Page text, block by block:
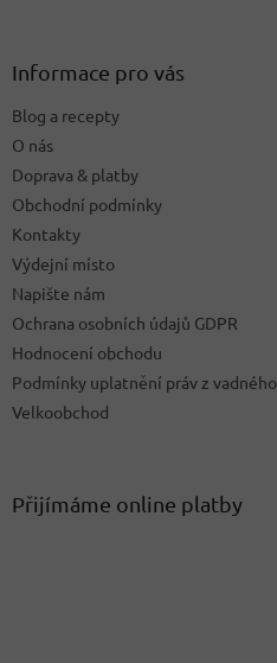
Informace pro vás
Blog a recepty
O nás
Doprava & platby
Obchodní podmínky
Kontakty
Výdejní místo
Napište nám
Ochrana osobních údajů GDPR
Hodnocení obchodu
Podmínky uplatnění práv z
Velkoobchod
Přijímáme online platby